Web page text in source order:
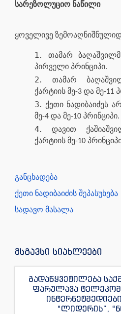
სარეზოლუციო ნაწილი
ყოველივე
თამარ
პირველი პრინციპი.
თამარ
ქარტიის მე-3 და მე-11
ქეთი ნადიბაიძეს
მე-4 და მე-10 პრინციპი.
დავით
ქარტიის მე-10
განცხადება
ქეთი ნადიბაიძის შეპასუხება
სადავო მასალა
მსგავსი სიახლეები
გადაწყვეტილება
ფარულავა
“ლიდერის”,